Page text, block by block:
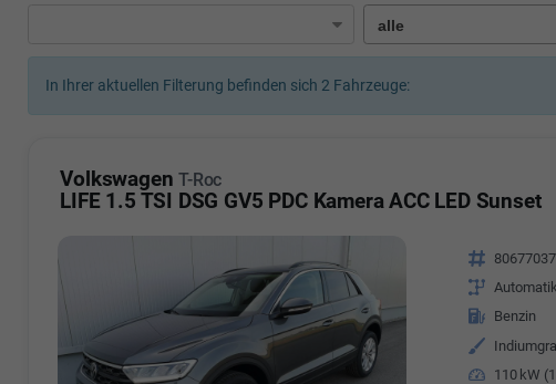
In Ihrer aktuellen Filterung befinden sich 2 Fahrzeuge:
Volkswagen T-Roc
LIFE 1.5 TSI DSG GV5 PDC Kamera ACC LED Sunset
Fahrzeugnr.
Getriebe
Kraftstoff Benzin
Außenfarbe
Leistung 110 kW
Fatma Özyürek Oguz
Telefonnummer: 07181 - 47695 15
info@autohausrems.de
Özden Özkara-
Telefonnummer: 07181 -
E-Mailadresse: